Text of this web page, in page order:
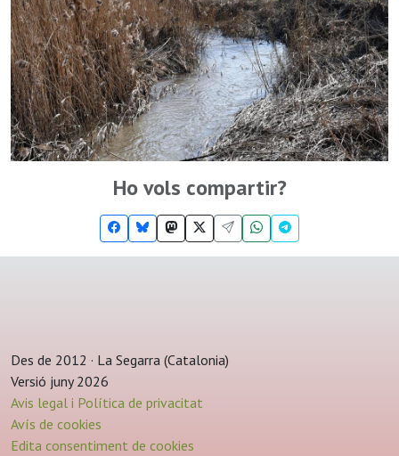
Ho vols compartir?
Des de 2012 · La Segarra (Catalonia)
Versió juny 2026
Avis legal i Política de privacitat
Avís de cookies
Edita consentiment de cookies